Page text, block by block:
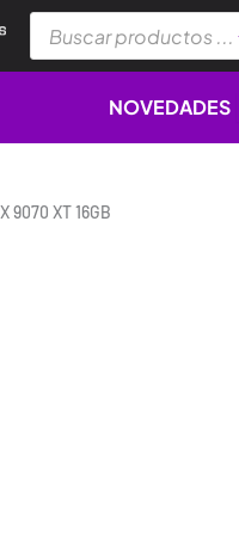
productos
NOVEDADES
9070 XT 16GB